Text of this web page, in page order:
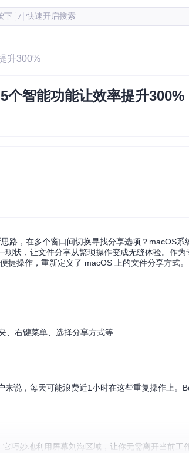
下 / 快速开启搜索
升300%
智能功能让效率提升300%
路，在多个窗口间切换寻找分享选项？macOS系
现状，让文件分享从繁琐操作变成无缝体验。作
操作，重新定义了 macOS 上的文件分享方式。
、右键菜单、选择分享方式等
说，每天可能浪费近1小时在这些重复操作上。
巧妙地利用屏幕刘海区域，让你无需离开当前工